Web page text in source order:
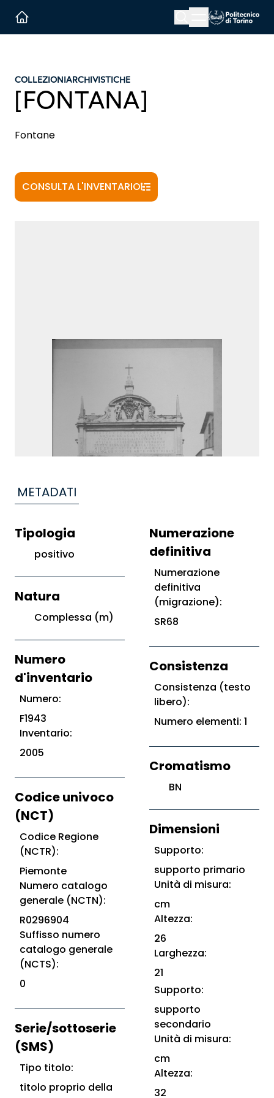
Menu button
COLLEZIONIARCHIVISTICHE
[FONTANA]
Fontane
CONSULTA L'INVENTARIO
METADATI
Tipologia
positivo
Natura
Complessa (m)
Numero
d'inventario
Numero:
F1943
Inventario:
2005
Codice univoco
(NCT)
Codice Regione
(NCTR):
Piemonte
Numero catalogo
generale (NCTN):
R0296904
Suffisso numero
catalogo generale
(NCTS):
0
Serie/sottoserie
(SMS)
Tipo titolo:
titolo proprio della
Numerazione
definitiva
Numerazione
definitiva
(migrazione):
SR68
Consistenza
Consistenza (testo
libero):
Numero elementi: 1
Cromatismo
BN
Dimensioni
Supporto:
supporto primario
Unità di misura:
cm
Altezza:
26
Larghezza:
21
Supporto:
supporto
secondario
Unità di misura:
cm
Altezza:
32